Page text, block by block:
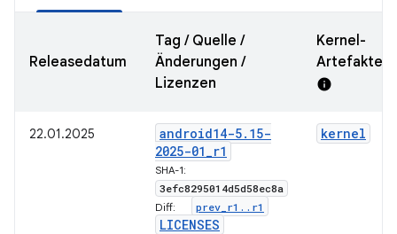
Releasedatum
Tag / Quelle /
Änderungen /
Lizenzen
Kernel-
Artefakte-
info
22.01.2025 android14-5. 15-
2025-01_r1
SHA-1:
3efc8295014d5d58ec8a
Diff: prev r1 . . r1
LICENSES
kernel